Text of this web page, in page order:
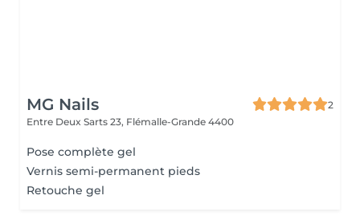
MG Nails
2
Entre Deux Sarts 23, Flémalle-Grande 4400
Pose complète gel
Vernis semi-permanent pieds
Retouche gel